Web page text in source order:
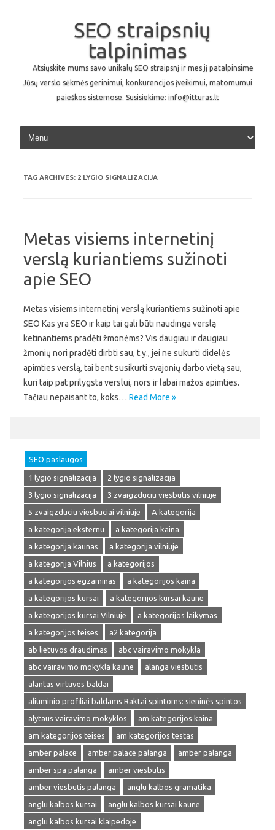
SEO straipsnių
talpinimas
Atsiųskite mums savo unikalų SEO straipsnį ir mes jį patalpinsime
Jūsų verslo sėkmės gerinimui, konkurencijos įveikimui, matomumui
paieškos sistemose. Susisiekime: info@itturas.lt
Skip to content
TAG ARCHIVES: 2 LYGIO SIGNALIZACIJA
Metas visiems internetinį
verslą kuriantiems sužinoti
apie SEO
Metas visiems internetinį verslą kuriantiems sužinoti apie
SEO Kas yra SEO ir kaip tai gali būti naudinga verslą
ketinantiems pradėti žmonėms? Vis daugiau ir daugiau
žmonių nori pradėti dirbti sau, t.y., jei ne sukurti didelės
apimties verslą, tai bent susikurti svajonių darbo vietą sau,
kuri taip pat prilygsta verslui, nors ir labai mažos apimties.
Tačiau nepaisant to, koks… Read More »
SEO paslaugos
1 lygio signalizacija
2 lygio signalizacija
3 lygio signalizacija
3 zvaigzduciu viesbutis vilniuje
5 zvaigzduciu viesbuciai vilniuje
A kategorija
a kategorija eksternu
a kategorija kaina
a kategorija kaunas
a kategorija vilniuje
a kategorija Vilnius
a kategorijos
a kategorijos egzaminas
a kategorijos kaina
a kategorijos kursai
a kategorijos kursai kaune
a kategorijos kursai Vilniuje
a kategorijos laikymas
a kategorijos teises
a2 kategorija
ab lietuvos draudimas
abc vairavimo mokykla
abc vairavimo mokykla kaune
alanga viesbutis
alantas virtuves baldai
aliuminio profiliai baldams Raktai spintoms: sieninės spintos
alytaus vairavimo mokyklos
am kategorijos kaina
am kategorijos teises
am kategorijos testas
amber palace
amber palace palanga
amber palanga
amber spa palanga
amber viesbutis
amber viesbutis palanga
anglu kalbos gramatika
anglu kalbos kursai
anglu kalbos kursai kaune
anglu kalbos kursai klaipedoje